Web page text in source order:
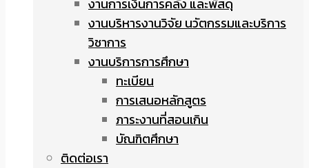
งานการเงินการคลัง และพัสดุ
งานบริหารงานวิจัย นวัตกรรมและบริการ
วิชาการ
งานบริการการศึกษา
ทะเบียน
การเสนอหลักสูตร
ภาระงานที่สอนเกิน
บัณฑิตศึกษา
ติดต่อเรา